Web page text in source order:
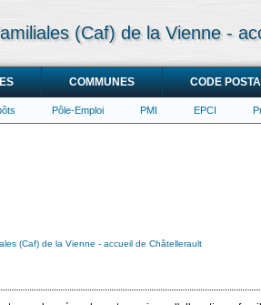
(Caf) de la Vienne -
COMMUNES CODE
Pôle-Emploi PMI EPCI
(Caf) de la Vienne - accueil de Châtellerault